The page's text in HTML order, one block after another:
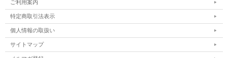
ご利用案内
特定商取引法表示
個人情報の取扱い
サイトマップ